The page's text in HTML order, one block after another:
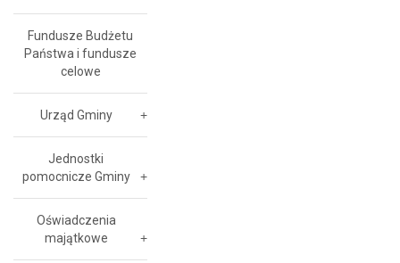
Fundusze Budżetu
Państwa i fundusze
celowe
Urząd Gminy
Jednostki
pomocnicze Gminy
Oświadczenia
majątkowe